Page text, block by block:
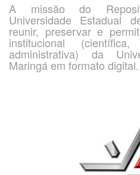
A missão do
Universidade Estadual
reunir, preservar e
institucional
administrativa) da
Maringá em formato digital.